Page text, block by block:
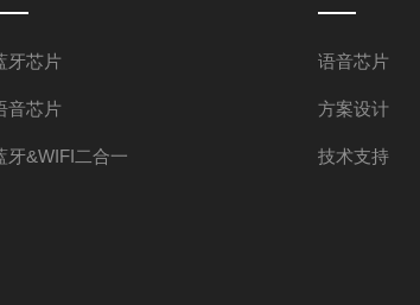
牙芯片
音芯片
牙&WIFI二合一
语音芯片
方案设计
技术支持